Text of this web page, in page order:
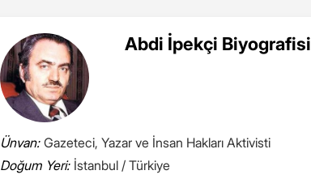
Abdi İpekçi Biyografisi
Ünvan: Gazeteci, Yazar ve İnsan Hakları Aktivisti
Doğum Yeri: İstanbul / Türkiye